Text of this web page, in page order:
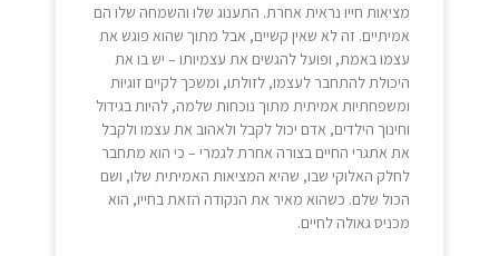
מציאות חייו נראית אחרת. התענוג שלו והשמחה שלו הם
אמיתיים. זה לא שאין קשיים, אבל מתוך שהוא פוגש את
עצמו באמת, ופועל להגשים את עצמיותו – יש בו את
היכולת להתחבר לעצמו, לזולתו, ומשכך לקיים זוגיות
ומשפחתיות אמיתית מתוך נוכחות שלמה, להיות בגידול
וחינוך הילדים, אדם יכול לקבל ולאהוב את עצמו ולקבל
את אתגרי החיים בצורה אחרת לגמרי – כי הוא מתחבר
לחלק האלוקי שבו, שהיא המציאות האמיתית שלו, ושם
הכול שלם. כשהוא מאיר את הנקודה הזאת בחייו, הוא
מכניס גאולה לחיים.